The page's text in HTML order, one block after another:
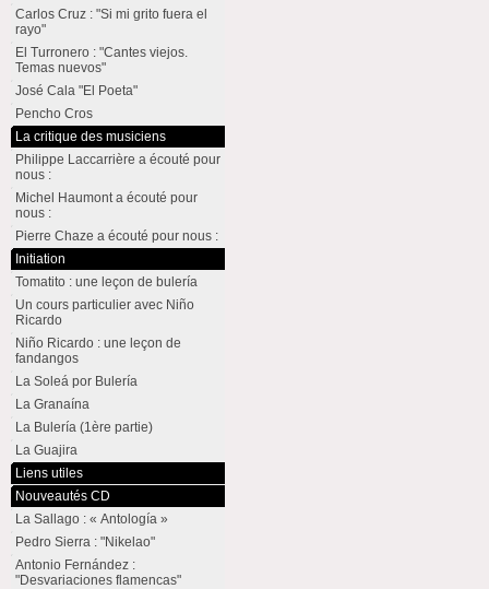
Carlos Cruz : "Si mi grito fuera el
rayo"
El Turronero : "Cantes viejos.
Temas nuevos"
José Cala "El Poeta"
Pencho Cros
La critique des musiciens
Philippe Laccarrière a écouté pour
nous :
Michel Haumont a écouté pour
nous :
Pierre Chaze a écouté pour nous :
Initiation
Tomatito : une leçon de bulería
Un cours particulier avec Niño
Ricardo
Niño Ricardo : une leçon de
fandangos
La Soleá por Bulería
La Granaína
La Bulería (1ère partie)
La Guajira
Liens utiles
Nouveautés CD
La Sallago : « Antología »
Pedro Sierra : "Nikelao"
Antonio Fernández :
"Desvariaciones flamencas"